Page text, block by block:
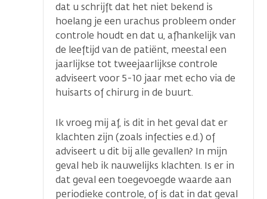
dat u schrijft dat het niet bekend is
hoelang je een urachus probleem onder
controle houdt en dat u, afhankelijk van
de leeftijd van de patiënt, meestal een
jaarlijkse tot tweejaarlijkse controle
adviseert voor 5-10 jaar met echo via de
huisarts of chirurg in de buurt.
Ik vroeg mij af, is dit in het geval dat er
klachten zijn (zoals infecties e.d.) of
adviseert u dit bij alle gevallen? In mijn
geval heb ik nauwelijks klachten. Is er in
dat geval een toegevoegde waarde aan
periodieke controle, of is dat in dat geval